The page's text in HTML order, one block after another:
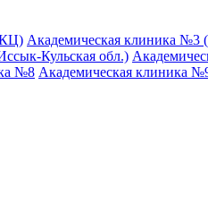
Академическая клиника №3
Кульская обл.)
№8 Академическая клиника